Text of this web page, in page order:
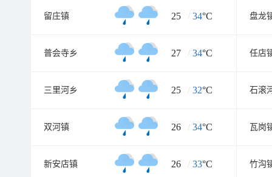
留庄镇 25 / 34°C 盘龙
普会寺乡 27 / 34°C 任店
三里河乡 25 / 32°C 石滚
双河镇 26 / 34°C 瓦岗
新安店镇 26 / 33°C 竹沟